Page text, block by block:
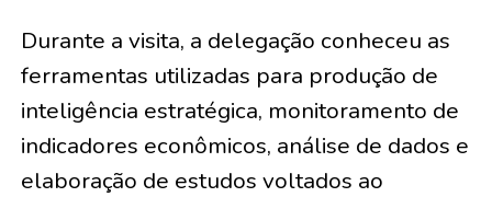
Durante a visita, a delegação conheceu as
ferramentas utilizadas para produção de
inteligência estratégica, monitoramento de
indicadores econômicos, análise de dados e
elaboração de estudos voltados ao